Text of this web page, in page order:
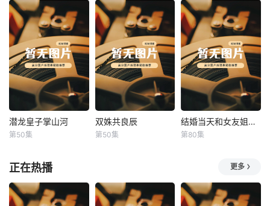
潜龙皇子掌山河
潜龙皇子掌山河
第50集
双姝共良辰
双姝共良辰
第50集
结婚当天和女友姐姐一起穿越了 结婚当天和女友姐姐一起穿越了
第80集
正在热播 更多